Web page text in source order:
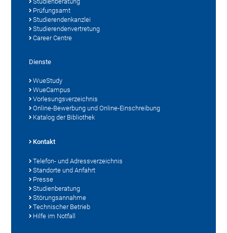
Prüfungsamt
Studierendenkanzlei
Studierendenvertretung
Career Centre
Dienste
WueStudy
WueCampus
Vorlesungsverzeichnis
Online-Bewerbung und Online-Einschreibung
Katalog der Bibliothek
Kontakt
Telefon- und Adressverzeichnis
Standorte und Anfahrt
Presse
Studienberatung
Störungsannahme
Technischer Betrieb
Hilfe im Notfall